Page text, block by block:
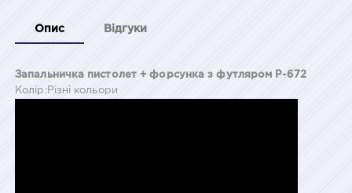
Опис Відгуки
Запальничка пистолет + форсунка з футляром P-672
Колір:Різні кольори